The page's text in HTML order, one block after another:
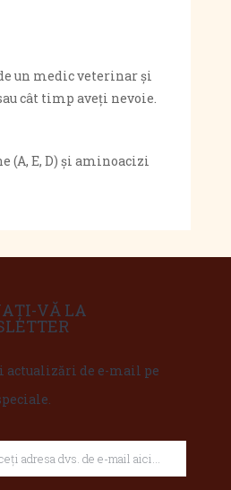
un medic veterinar și
cât timp aveți nevoie.
(A, E, D) și aminoacizi
VĂ LA
de e-mail pe